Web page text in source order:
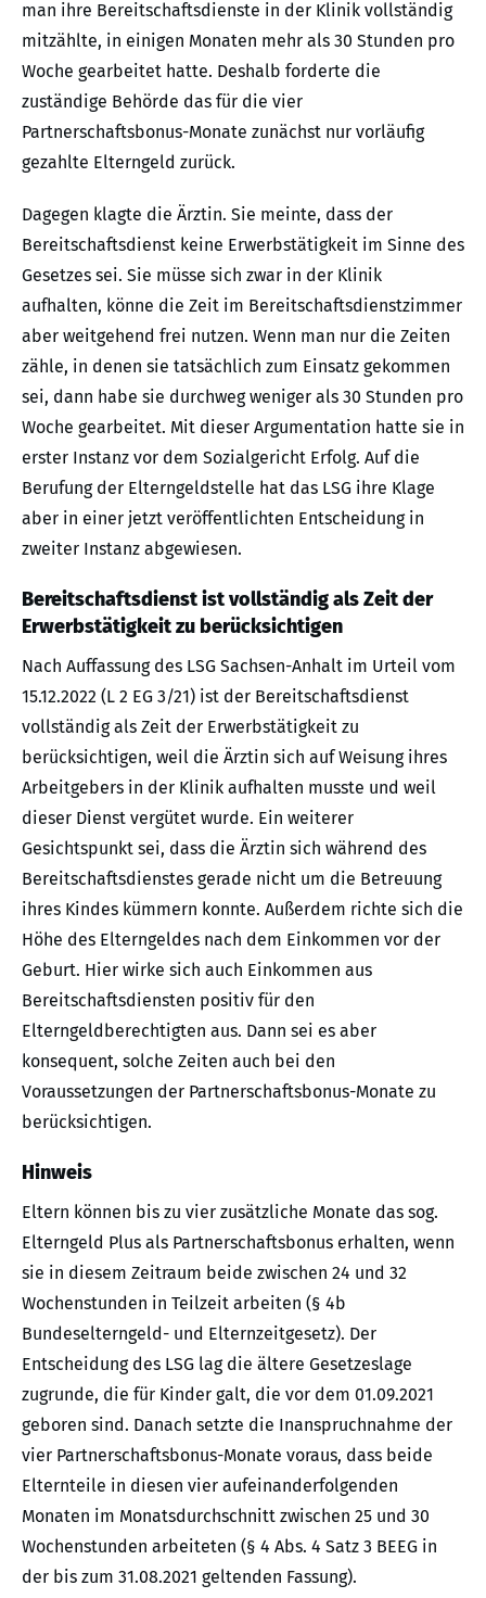
man ihre Bereitschaftsdienste in der Klinik vollständig
mitzählte, in einigen Monaten mehr als 30 Stunden pro
Woche gearbeitet hatte. Deshalb forderte die
zuständige Behörde das für die vier
Partnerschaftsbonus-Monate zunächst nur vorläufig
gezahlte Elterngeld zurück.
Dagegen klagte die Ärztin. Sie meinte, dass der
Bereitschaftsdienst keine Erwerbstätigkeit im Sinne des
Gesetzes sei. Sie müsse sich zwar in der Klinik
aufhalten, könne die Zeit im Bereitschaftsdienstzimmer
aber weitgehend frei nutzen. Wenn man nur die Zeiten
zähle, in denen sie tatsächlich zum Einsatz gekommen
sei, dann habe sie durchweg weniger als 30 Stunden pro
Woche gearbeitet. Mit dieser Argumentation hatte sie in
erster Instanz vor dem Sozialgericht Erfolg. Auf die
Berufung der Elterngeldstelle hat das LSG ihre Klage
aber in einer jetzt veröffentlichten Entscheidung in
zweiter Instanz abgewiesen.
Bereitschaftsdienst ist vollständig als Zeit der
Erwerbstätigkeit zu berücksichtigen
Nach Auffassung des LSG Sachsen-Anhalt im Urteil vom
15.12.2022 (L 2 EG 3/21) ist der Bereitschaftsdienst
vollständig als Zeit der Erwerbstätigkeit zu
berücksichtigen, weil die Ärztin sich auf Weisung ihres
Arbeitgebers in der Klinik aufhalten musste und weil
dieser Dienst vergütet wurde. Ein weiterer
Gesichtspunkt sei, dass die Ärztin sich während des
Bereitschaftsdienstes gerade nicht um die Betreuung
ihres Kindes kümmern konnte. Außerdem richte sich die
Höhe des Elterngeldes nach dem Einkommen vor der
Geburt. Hier wirke sich auch Einkommen aus
Bereitschaftsdiensten positiv für den
Elterngeldberechtigten aus. Dann sei es aber
konsequent, solche Zeiten auch bei den
Voraussetzungen der Partnerschaftsbonus-Monate zu
berücksichtigen.
Hinweis
Eltern können bis zu vier zusätzliche Monate das sog.
Elterngeld Plus als Partnerschaftsbonus erhalten, wenn
sie in diesem Zeitraum beide zwischen 24 und 32
Wochenstunden in Teilzeit arbeiten (§ 4b
Bundeselterngeld- und Elternzeitgesetz). Der
Entscheidung des LSG lag die ältere Gesetzeslage
zugrunde, die für Kinder galt, die vor dem 01.09.2021
geboren sind. Danach setzte die Inanspruchnahme der
vier Partnerschaftsbonus-Monate voraus, dass beide
Elternteile in diesen vier aufeinanderfolgenden
Monaten im Monatsdurchschnitt zwischen 25 und 30
Wochenstunden arbeiteten (§ 4 Abs. 4 Satz 3 BEEG in
der bis zum 31.08.2021 geltenden Fassung).